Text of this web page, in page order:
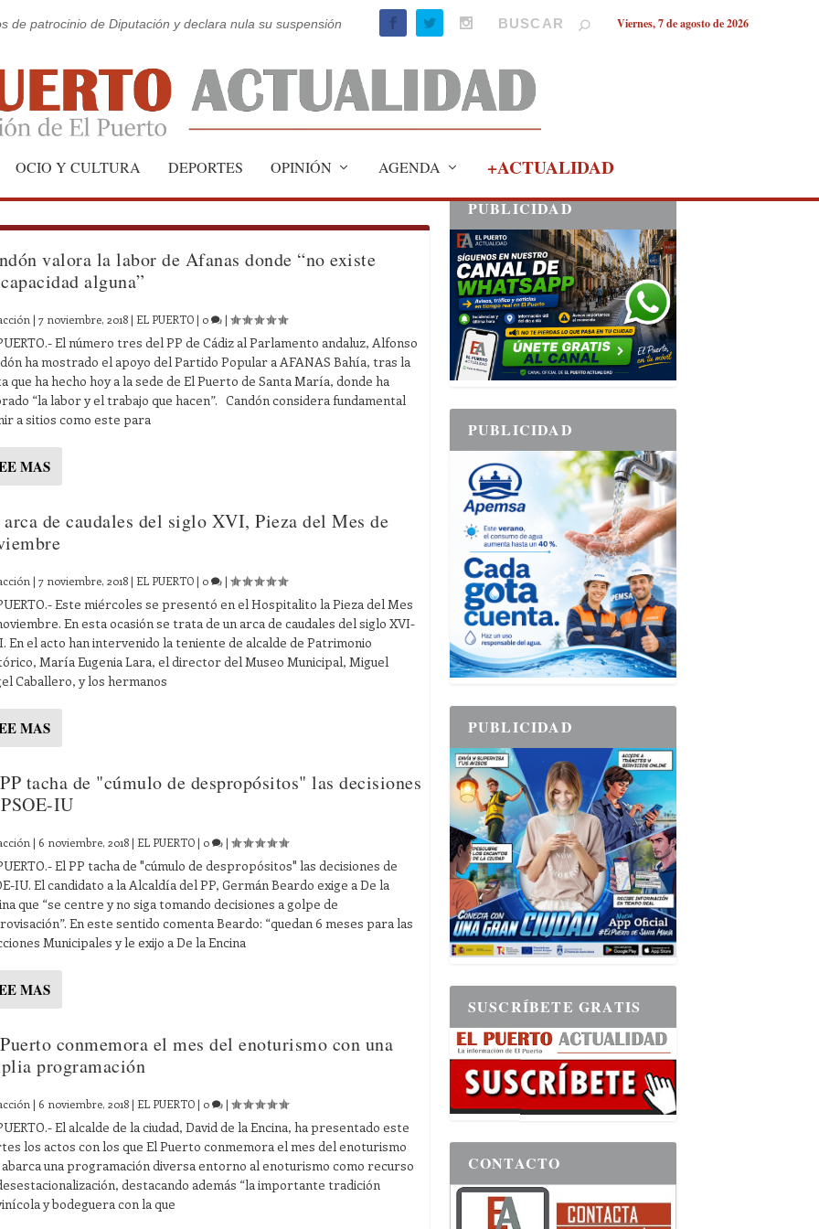
de patrocinio de Diputación y declara nula su suspensión Viernes, 7 de agosto de 2026
OCIO Y CULTURA DEPORTES OPINIÓN AGENDA +ACTUALIDAD
valora la labor de Afanas donde “no existe
alguna”
| 7 noviembre, 2018| EL PUERTO| 0 |
El número tres del PP de Cádiz al Parlamento andaluz, Alfonso
ha mostrado el apoyo del Partido Popular a AFANAS Bahía, tras la
que ha hecho hoy a la sede de El Puerto de Santa María, donde ha
“la labor y el trabajo que hacen”. Candón considera fundamental
a sitios como este para
MAS
arca de caudales del siglo XVI, Pieza del Mes de
| 7 noviembre, 2018| EL PUERTO| 0 |
Este miércoles se presentó en el Hospitalito la Pieza del Mes
En esta ocasión se trata de un arca de caudales del siglo XVI-
En el acto han intervenido la teniente de alcalde de Patrimonio
María Eugenia Lara, el director del Museo Municipal, Miguel
Caballero, y los hermanos
MAS
tacha de "cúmulo de despropósitos" las decisiones
IU
| 6 noviembre, 2018| EL PUERTO| 0 |
El PP tacha de "cúmulo de despropósitos" las decisiones de
IU. El candidato a la Alcaldía del PP, Germán Beardo exige a De la
que “se centre y no siga tomando decisiones a golpe de
En este sentido comenta Beardo: “quedan 6 meses para las
Municipales y le exijo a De la Encina
MAS
conmemora el mes del enoturismo con una
programación
| 6 noviembre, 2018| EL PUERTO| 0 |
El alcalde de la ciudad, David de la Encina, ha presentado este
los actos con los que El Puerto conmemora el mes del enoturismo
abarca una programación diversa entorno al enoturismo como recurso
destacando además “la importante tradición
y bodeguera con la que
PUBLICIDAD
PUBLICIDAD
PUBLICIDAD
SUSCRÍBETE GRATIS
CONTACTO